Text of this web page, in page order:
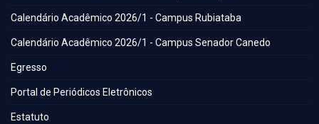
Calendário Acadêmico 2026/1 - Campus Rubiataba
Calendário Acadêmico 2026/1 - Campus Senador Canedo
Egresso
Portal de Periódicos Eletrônicos
Estatuto